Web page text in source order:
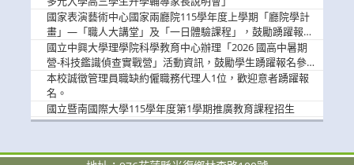
國家表演藝術中心國家兩廳院115學年度上學期「廳院學計
畫」—「職人大講堂」及「一日體驗課程」，鼓勵踴躍報名
參與。
國立中興大學理學院科學教育中心辦理「2026 國高中暑期
營-科技鑑識偵查實戰營」活動資訊，鼓勵學生踴躍報名參
加。
本校誠徵管理員職缺約僱職務代理人1位，歡迎意者踴躍報
名。
國立暨南國際大學115學年度第1學期推廣教育課程招生